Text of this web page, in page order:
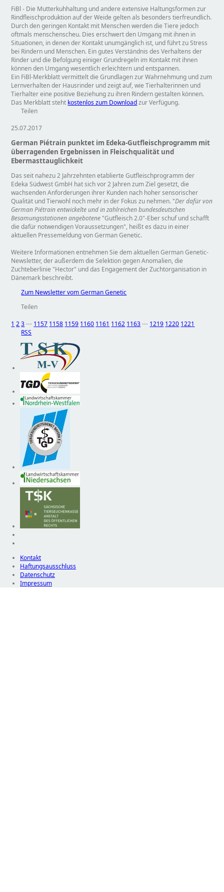
FiBl - Die Mutterkuhhaltung und andere extensive Haltungsformen zur
Rindfleischproduktion auf der Weide gelten als besonders tierfreundlich.
Durch den geringen Kontakt mit Menschen werden die Tiere jedoch
oftmals menschenscheu. Dies erschwert den Umgang mit ihnen in
Situationen, in denen der Kontakt unumgänglich ist, und führt zu Stress
bei Rindern und Menschen. Ein gutes Verständnis des Verhaltens der
Rinder und die Befolgung einiger Grundregeln im Kontakt mit ihnen
können den Umgang wesentlich erleichtern und entspannen.
Ein FiBl-Merkblatt vermittelt die Grundlagen zur Wahrnehmung und zum
Lernverhalten der Hausrinder und zeigt auf, wie Tierhalterinnen und
Tierhalter eine positive Beziehung zu ihren Rindern gestalten können.
Das Merkblatt steht kostenlos zum Downloadzur Verfügung.
Teilen
25.07.2017
German Piétrain punktet im Edeka-Gutfleischprogramm mit
überragenden Ergebnissen in Fleischqualität und
Ebermasttauglichkeit
Das seit nahezu 2 Jahrzehnten etablierte Gutfleischprogramm der
Edeka Südwest GmbH hat sich vor 2 Jahren zum Ziel gesetzt, die
wachsenden Anforderungen ihrer Kunden nach hoher sensorischer
Qualität und Tierwohl noch mehr in der Fokus zu nehmen. Der dafür von
German Piétrain entwickelte und in zahlreichen bundesdeutschen
Besamungsstationen angebotene Gutfleisch 2.0 -Eber schuf und schafft
die dafür notwendigen Voraussetzungen , heißt es dazu in einer
aktuellen Pressemeldung von German Genetic.
Weitere Informationen entnehmen Sie dem aktuellen German Genetic-
Newsletter, der außerdem die Selektion gegen Anomalien, die
Zuchteberlinie Hector und das Engagement der Zuchtorganisation in
Dänemark beschreibt.
Zum Newsletter vom German Genetic
Teilen
1 2 3 ⋅⋅⋅ 1157 1158 1159 1160 1161 1162 1163 ⋅⋅⋅ 1219 1220 1221
RSS
Kontakt
Haftungsausschluss
Datenschutz
Impressum